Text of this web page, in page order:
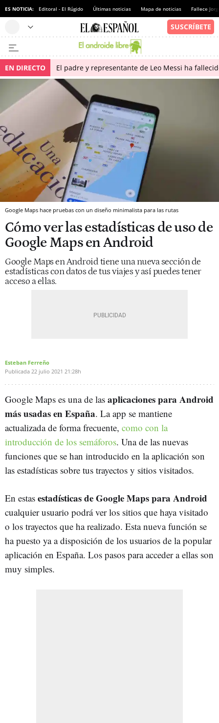
ES NOTICIA: Editoral - El Rúgido Últimas noticias Mapa de noticias Fallece
EN DIRECTO El padre y representante de Leo Messi ha
Google Maps hace pruebas con un diseño minimalista para las rutas
Cómo ver las estadísticas de uso de
Google Maps en Android
Google Maps en Android tiene una nueva sección de
estadísticas con datos de tus viajes y así puedes tener
acceso a ellas.
Esteban Ferreño
Publicada 22 julio 2021 21:28h
Google Maps es una de las aplicaciones para Android
más usadas en España. La app se mantiene
actualizada de forma frecuente, como con la
introducción de los semáforos. Una de las nuevas
funciones que se han introducido en la aplicación son
las estadísticas sobre tus trayectos y sitios visitados.
En estas estadísticas de Google Maps para Android
cualquier usuario podrá ver los sitios que haya visitado
o los trayectos que ha realizado. Esta nueva función se
ha puesto ya a disposición de los usuarios de la popular
aplicación en España. Los pasos para acceder a ellas son
muy simples.